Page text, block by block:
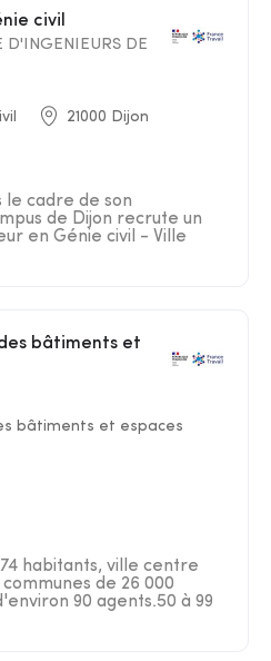
civil
D'INGENIEURS DE
21000 Dijon
le cadre de son
de Dijon recrute un
en Génie civil - Ville
bâtiments et espaces
habitants, ville centre
de 26 000
90 agents.50 à 99